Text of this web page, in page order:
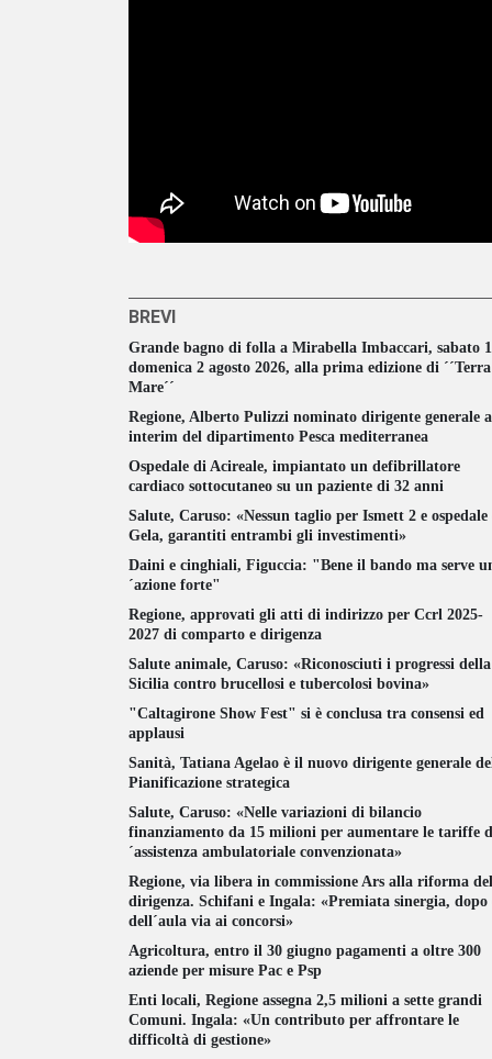
BREVI
Grande bagno di folla a Mirabella Imbaccari, sabato
domenica 2 agosto 2026, alla prima edizione di
Mare´´
Regione, Alberto Pulizzi nominato dirigente generale
interim del dipartimento Pesca mediterranea
Ospedale di Acireale, impiantato un defibrillatore
cardiaco sottocutaneo su un paziente di 32 anni
Salute, Caruso: «Nessun taglio per Ismett 2 e ospedale
Gela, garantiti entrambi gli investimenti»
Daini e cinghiali, Figuccia: "Bene il bando ma serve
´azione forte"
Regione, approvati gli atti di indirizzo per Ccrl 2025-
2027 di comparto e dirigenza
Salute animale, Caruso: «Riconosciuti i progressi della
Sicilia contro brucellosi e tubercolosi bovina»
"Caltagirone Show Fest" si è conclusa tra consensi ed
applausi
Sanità, Tatiana Agelao è il nuovo dirigente generale
Pianificazione strategica
Salute, Caruso: «Nelle variazioni di bilancio
finanziamento da 15 milioni per aumentare le tariffe
´assistenza ambulatoriale convenzionata»
Regione, via libera in commissione Ars alla riforma
dirigenza. Schifani e Ingala: «Premiata sinergia, dopo
dell´aula via ai concorsi»
Agricoltura, entro il 30 giugno pagamenti a oltre 300
aziende per misure Pac e Psp
Enti locali, Regione assegna 2,5 milioni a sette grandi
Comuni. Ingala: «Un contributo per affrontare le
difficoltà di gestione»